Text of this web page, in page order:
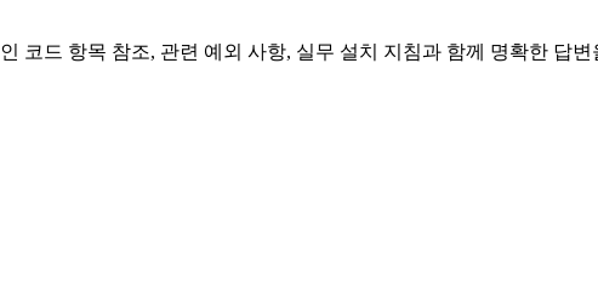
코드 항목 참조, 관련 예외 사항, 실무 설치 지침과 함께 명확한 답